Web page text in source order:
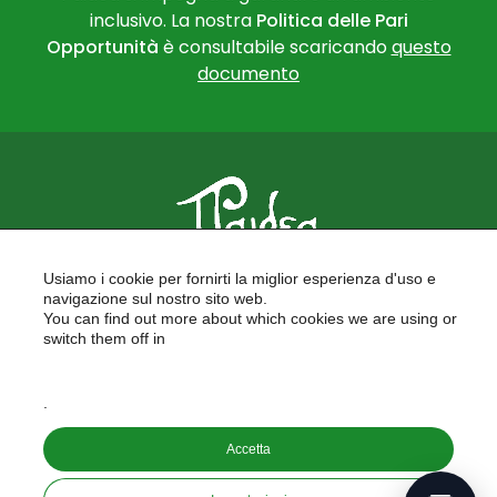
inclusivo. La nostra Politica delle Pari
Opportunità è consultabile scaricandoquesto
documento
FORMAZIONE PER LE SCUOLE
FORMAZIONE PROFESSIONALE
Copyright © 2026
PAIDEA S.A.S. - Capitale sociale 10.000€ i.v.
Usiamo i cookie per fornirti la miglior esperienza d'uso e
navigazione sul nostro sito web.
You can find out more about which cookies we are using or
switch them off in
Accetta